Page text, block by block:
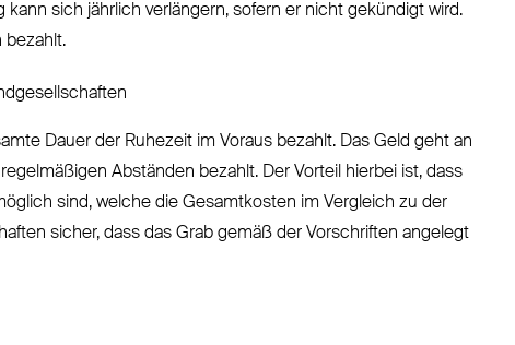
sich jährlich verlängern, sofern er nicht gekündigt wird.
bezahlt.
Dauer der Ruhezeit im Voraus bezahlt. Das Geld geht an
Abständen bezahlt. Der Vorteil hierbei ist, dass
sind, welche die Gesamtkosten im Vergleich zu der
sicher, dass das Grab gemäß der Vorschriften angelegt